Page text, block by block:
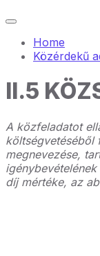
Home
Közérdekű
II.5
A közfeladatot
költségvetéséből
megnevezése,
díj mértéke, az